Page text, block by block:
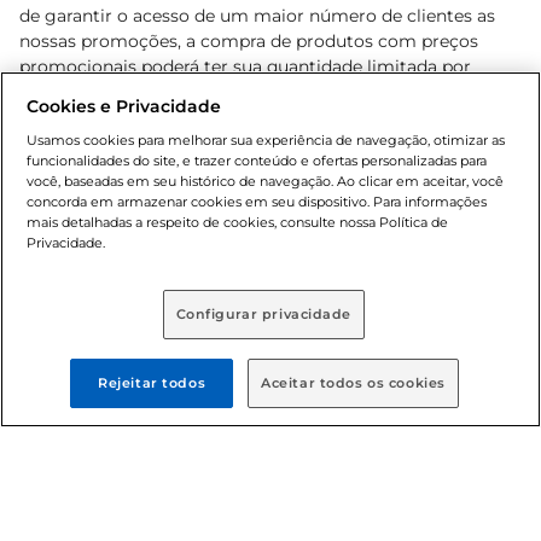
de garantir o acesso de um maior número de clientes as
nossas promoções, a compra de produtos com preços
promocionais poderá ter sua quantidade limitada por
o e-commerce e válidos durante o dia de hoje, podendo
sofrer alterações sem prévia notificação. Proibida a venda
de bebidas alcoólicas para menores de 18 anos, conforme
Lei n.º 8069/90, art. 81, inciso II (Estatuto da Criança e do
Adolescente). Preços e condições exclusivos para o
www.bretas.com.br
© 2025 Copyright. Todos os direitos
reservados Bretas.
Cookies e Privacidade
Usamos cookies para melhorar sua experiência de navegação, otimizar as
funcionalidades do site, e trazer conteúdo e ofertas personalizadas para
você, baseadas em seu histórico de navegação. Ao clicar em aceitar, você
concorda em armazenar cookies em seu dispositivo. Para informações
mais detalhadas a respeito de cookies, consulte nossa Política de
Privacidade.
Configurar privacidade
Rejeitar todos Aceitar todos os cookies